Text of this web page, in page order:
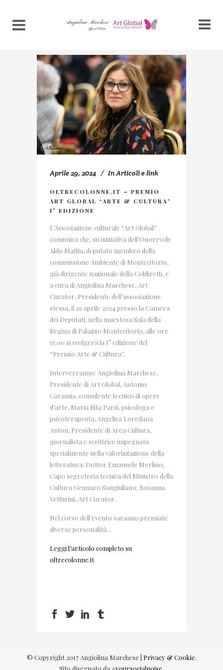
Aprile 29, 2024 InArticoli e link
OLTRECOLONNE.IT – PREMIO
ART GLOBAL “ARTE & CULTURA”
I° EDIZIONE
L’Associazione culturale “Art Global”
comunica che, su iniziativa dell’Onorevole
Aldo Mattia, deputato membro della
commissione Ambiente di Montecitorio,
già dirigente nazionale della Coldiretti, e
a cura di Angiolina Marchese, Art
Curator, Presidente dell’associazione
stessa, il 29 aprile 2024 presso la Camera
dei Deputati, nella maestosa Sala della
Regina di Palazzo Montecitorio, alle ore
15.00 si svolgerà la I° edizione del
“Premio Arte & Cultura”.
Interverranno: Angiolina Marchese,
Presidente di Art Global, Antonio
Caramia, consulente tecnico di opere
d’arte, Maria Rita Parsi, psicologa e
psicoterapeuta, Angelica Loredana
Anton, Presidente di Area Cultura,
giornalista e scrittrice impegnata
specialmente nella valorizzazione della
letteratura; Dottor Emanuele Merlino,
Capo segreteria tecnica del Ministro della
Cultura Gennaro Sangiuliano; Rosanna
Vetturini, Art Curator.
Nel corso dell’evento saranno premiate
diverse personalità…
Leggi l’articolo completo su
oltrecolonne.it
© Copyright 2017 Angiolina Marchese | Privacy & Cookie.
Sito disegnato da #yoursocialnoise